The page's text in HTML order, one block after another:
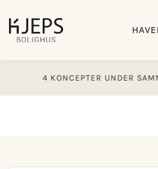
indhold
UNDER SAMME TAG